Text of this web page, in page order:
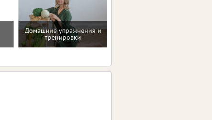
Домашние упражнения и
тренировки